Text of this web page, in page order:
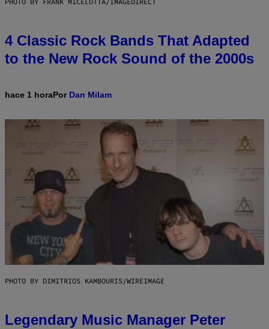
4 Classic Rock Bands That Adapted
to the New Rock Sound of the 2000s
hace 1 horaPor Dan Milam
PHOTO BY DIMITRIOS KAMBOURIS/WIREIMAGE
Legendary Music Manager Peter